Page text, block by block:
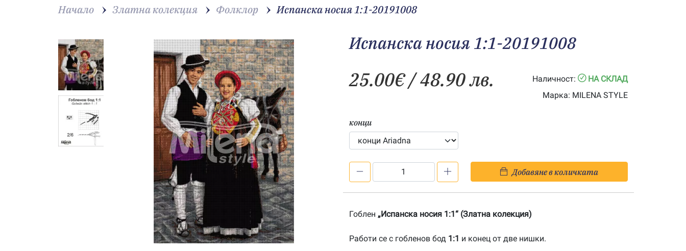
Начало Златна колекция Фолклор Испанска носия 1:1-20191008
Испанска носия 1:1-20191008
25.00€/ 48.90 лв. Наличност:
НА СКЛАД
Марка: MILENA STYLE
конци
носия
20191008
Добавяне в количката
Гоблен „Испанска носия 1:1“ (Златна колекция)
Работи се с гобленов бод 1:1 и конец от две нишки.